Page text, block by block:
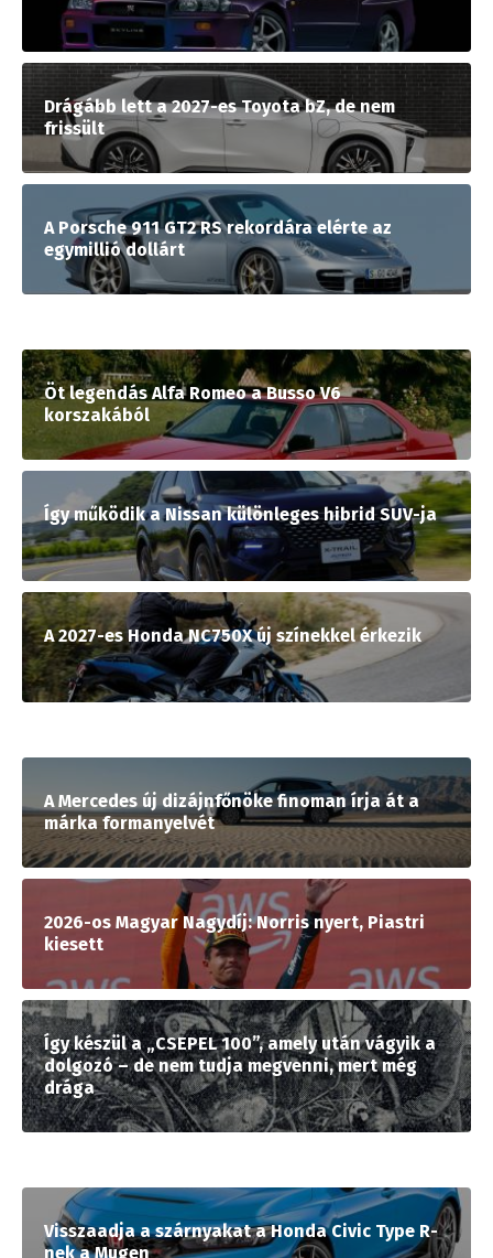
Drágább lett a 2027-es Toyota bZ, de nem
frissült
A Porsche 911 GT2 RS rekordára elérte az
egymillió dollárt
Öt legendás Alfa Romeo a Busso V6
korszakából
Így működik a Nissan különleges hibrid SUV-ja
A 2027-es Honda NC750X új színekkel érkezik
A Mercedes új dizájnfőnöke finoman írja át a
márka formanyelvét
2026-os Magyar Nagydíj: Norris nyert, Piastri
kiesett
Így készül a „CSEPEL 100”, amely után vágyik a
dolgozó – de nem tudja megvenni, mert még
drága
Visszaadja a szárnyakat a Honda Civic Type R-
nek a Mugen